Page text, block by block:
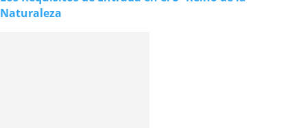
Naturaleza